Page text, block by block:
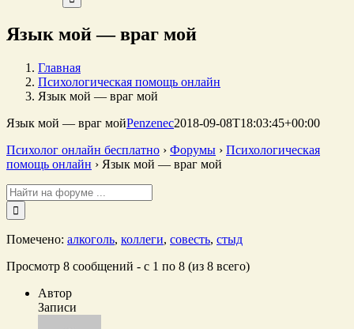
Язык мой — враг мой
Главная
Психологическая помощь онлайн
Язык мой — враг мой
Язык мой — враг мойPenzenec2018-09-08T18:03:45+00:00
Психолог онлайн бесплатно › Форумы › Психологическая
помощь онлайн › Язык мой — враг мой
Поиск:
Помечено: алкоголь, коллеги, совесть, стыд
Просмотр 8 сообщений - с 1 по 8 (из 8 всего)
Автор
Записи